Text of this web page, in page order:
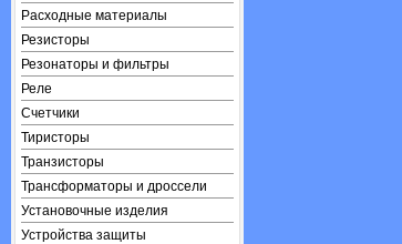
Расходные материалы
Резисторы
Резонаторы и фильтры
Реле
Счетчики
Тиристоры
Транзисторы
Трансформаторы и дроссели
Установочные изделия
Устройства защиты